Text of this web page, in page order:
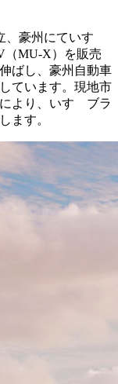
、豪州にていすゞ
（MU-X）を販売
ばし、豪州自動車
ています。現地市
より、いすゞブラ
ます。